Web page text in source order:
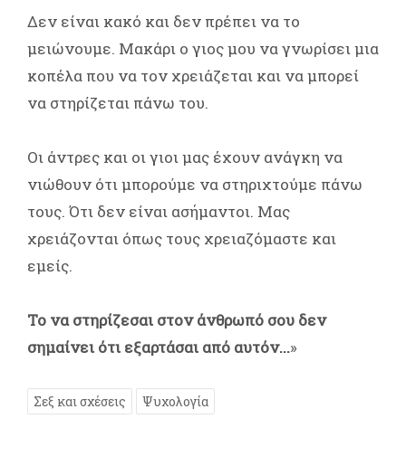
Δεν είναι κακό και δεν πρέπει να το
μειώνουμε. Μακάρι ο γιος μου να γνωρίσει μια
κοπέλα που να τον χρειάζεται και να μπορεί
να στηρίζεται πάνω του.
Οι άντρες και οι γιοι μας έχουν ανάγκη να
νιώθουν ότι μπορούμε να στηριχτούμε πάνω
τους. Ότι δεν είναι ασήμαντοι. Μας
χρειάζονται όπως τους χρειαζόμαστε και
εμείς.
Το να στηρίζεσαι στον άνθρωπό σου δεν
σημαίνει ότι εξαρτάσαι από αυτόν...»
Σεξ και σχέσεις Ψυχολογία